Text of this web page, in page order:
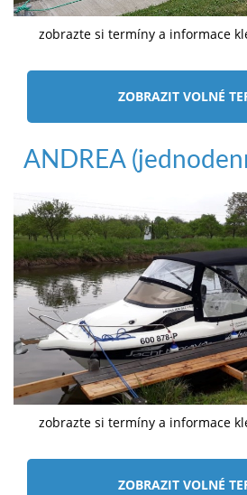
zobrazte si termíny a informace
ZOBRAZIT VOLNÉ
ANDREA
zobrazte si termíny a informace
ZOBRAZIT VOLNÉ